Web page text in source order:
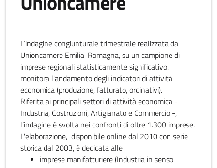
L’indagine congiunturale trimestrale realizzata da
Unioncamere Emilia-Romagna, su un campione di
imprese regionali statisticamente significativo,
monitora l'andamento degli indicatori di attività
economica (produzione, fatturato, ordinativi).
Riferita ai principali settori di attività economica -
Industria, Costruzioni, Artigianato e Commercio -,
l’indagine è svolta nei confronti di oltre 1.300 imprese.
L'elaborazione, disponibile online dal 2010 con serie
storica dal 2003, è dedicata alle
imprese manifatturiere (Industria in senso